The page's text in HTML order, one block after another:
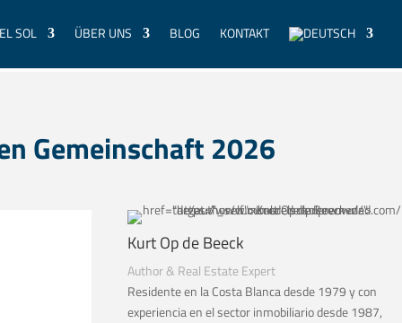
SOL ÜBER UNS BLOG KONTAKT
Gemeinschaft 2026
Kurt Op de Beeck
Author & Real Estate Expert
Residente en la Costa Blanca desde 1979 y con
experiencia en el sector inmobiliario desde 1987,